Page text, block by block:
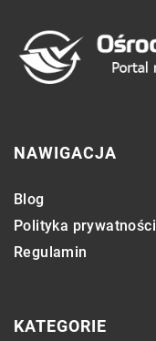
NAWIGACJA
Blog
Polityka prywatności
Regulamin
KATEGORIE